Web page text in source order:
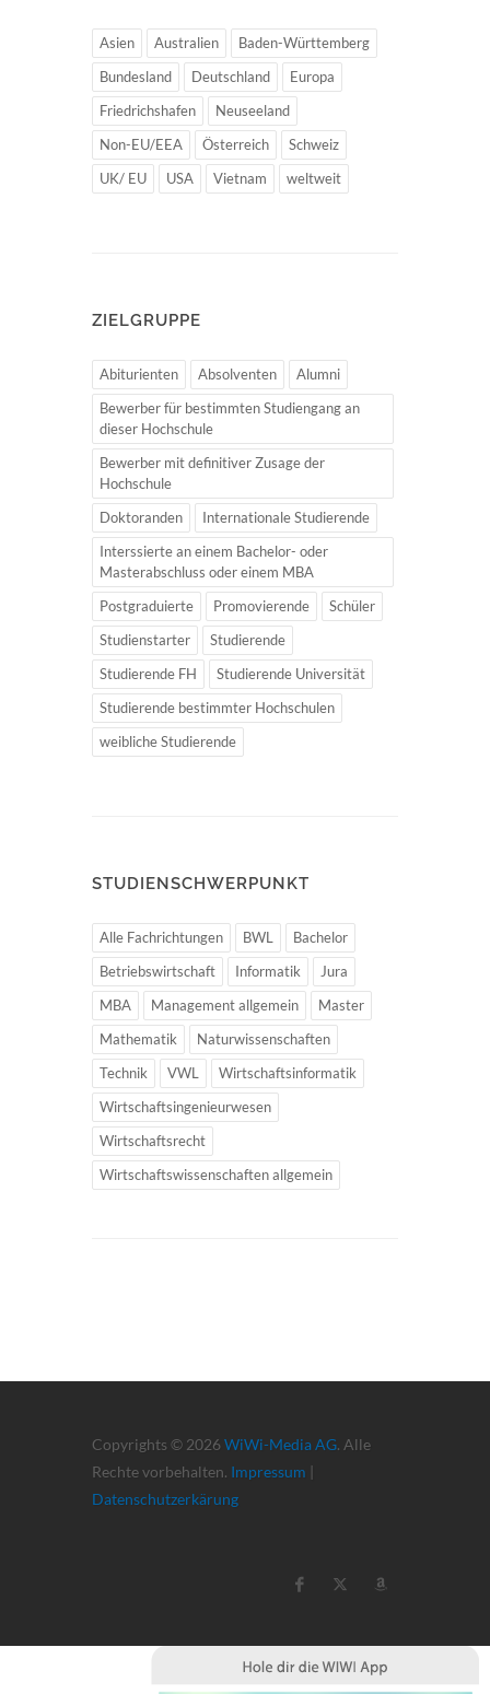
Asien Australien
Baden-Württemberg
Bundesland
Deutschland
Europa
Friedrichshafen
Neuseeland
Non-EU/EEA
Österreich
Schweiz
UK/ EU
USA Vietnam weltweit
ZIELGRUPPE
Abiturienten Absolventen
Alumni
Bewerber für bestimmten Studiengang an
dieser Hochschule
Bewerber mit definitiver Zusage der
Hochschule
Doktoranden
Internationale Studierende
Interssierte an einem Bachelor- oder
Masterabschluss oder einem MBA
Postgraduierte
Promovierende
Schüler
Studienstarter
Studierende
Studierende FH
Studierende Universität
Studierende bestimmter Hochschulen
weibliche Studierende
STUDIENSCHWERPUNKT
Alle Fachrichtungen BWL
Bachelor
Betriebswirtschaft
Informatik
Jura
MBA
Management allgemein
Master
Mathematik
Naturwissenschaften
Technik
VWL
Wirtschaftsinformatik
Wirtschaftsingenieurwesen
Wirtschaftsrecht
Wirtschaftswissenschaften allgemein
Copyrights © 2026 WiWi-Media AG. Alle
Rechte vorbehalten. Impressum |
Datenschutzerkärung